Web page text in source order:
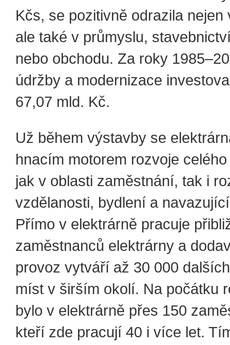
Kčs, se pozitivně odrazila nejen
ale také v průmyslu,
nebo obchodu. Za roky
údržby a modernizace
67,07 mld. Kč.
Už během výstavby se
hnacím motorem rozvoje
jak v oblasti zaměstnání, tak i
vzdělanosti, bydlení a
Přímo v elektrárně pracuje
zaměstnanců elektrárny a
provoz vytváří až 30 000
míst v širším okolí. Na počátku
bylo v elektrárně přes 150
kteří zde pracují 40 i více let.